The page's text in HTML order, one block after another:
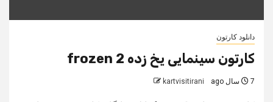
دانلود کارتون
کارتون سینمایی یخ زده frozen 2
7 سال ago kartvisitirani